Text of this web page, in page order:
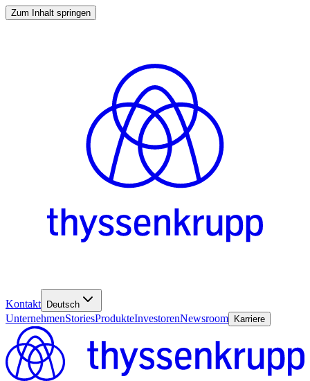
Zum Inhalt springen
Kontakt Deutsch
UnternehmenStoriesProdukteInvestorenNewsroom Karriere